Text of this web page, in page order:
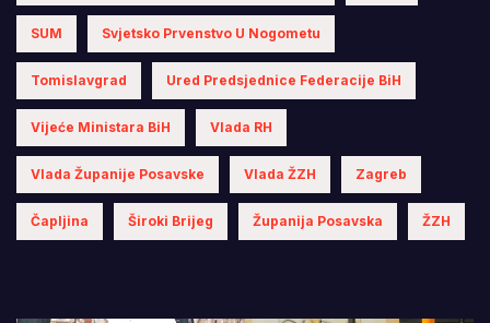
SUM Svjetsko Prvenstvo U Nogometu
Tomislavgrad Ured Predsjednice Federacije BiH
Vijeće Ministara BiH Vlada RH
Vlada Županije Posavske Vlada ŽZH Zagreb
Čapljina Široki Brijeg Županija Posavska ŽZH